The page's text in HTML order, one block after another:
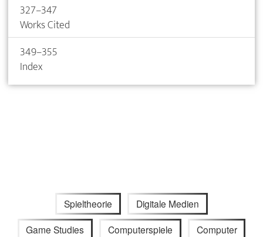
327–347
Works Cited
349–355
Index
Spieltheorie Digitale Medien
Game Studies Computerspiele Computer